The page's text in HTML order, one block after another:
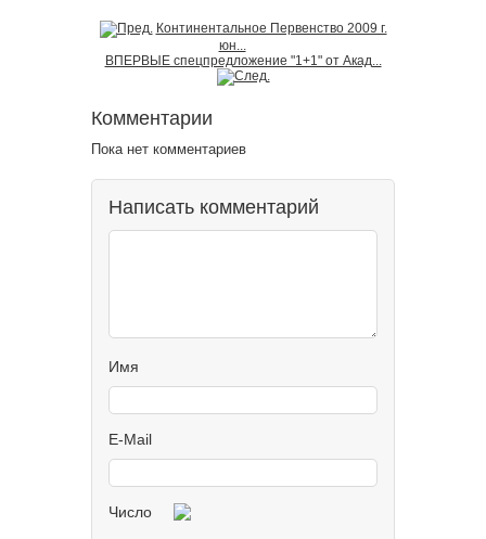
Континентальное Первенство 2009 г.
юн...
ВПЕРВЫЕ спецпредложение "1+1" от Акад...
Комментарии
Пока нет комментариев
Написать комментарий
Имя
E-Mail
Число